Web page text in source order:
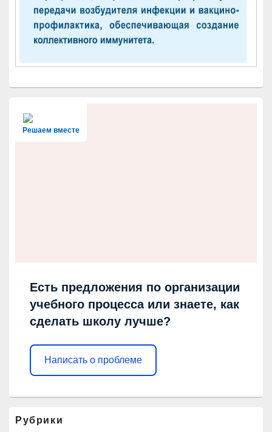
Решаем вместе
Есть предложения по организации
учебного процесса или знаете, как
сделать школу лучше?
Написать о проблеме
Рубрики